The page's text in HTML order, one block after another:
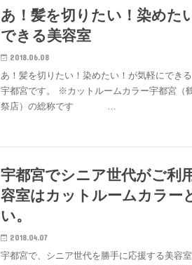
あ！髪を切りたい！染めた
できる美容室
2018.06.08
あ！髪を切りたい！染めたい！が気軽にでき
宇都宮です。 ※カットルームカラー宇都宮（
祭店）の総称です …
宇都宮でシニア世代がご利
容室はカットルームカラー
い。
2018.04.07
宇都宮で、シニア世代を勝手に応援する美容